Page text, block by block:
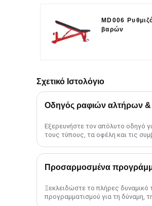
MD006
βαρών
Σχετικό Ιστολόγιο
Οδηγός ραφιών αλτήρων &
Εξερευνήστε τον απόλυτο οδηγό
τους τύπους, τα οφέλη και τις
Προσαρμοσμένα
Ξεκλειδώστε το πλήρες δυναμικό
προγραμματισμού για τη δύναμη,